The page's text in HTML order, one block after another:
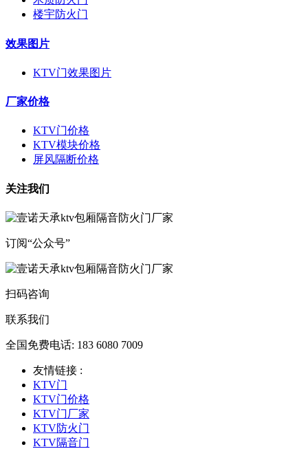
楼宇防火门
效果图片
KTV门效果图片
厂家价格
KTV门价格
KTV模块价格
屏风隔断价格
关注我们
订阅“公众号”
扫码咨询
联系我们
全国免费电话: 183 6080 7009
友情链接 :
KTV门
KTV门价格
KTV门厂家
KTV防火门
KTV隔音门